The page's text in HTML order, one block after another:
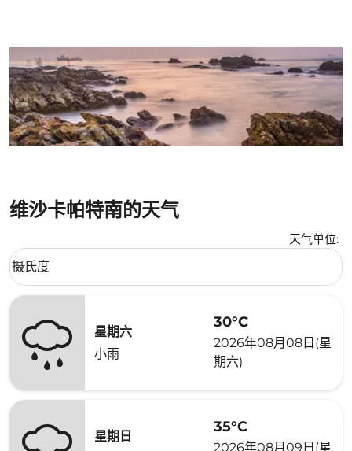
维沙卡帕特南的天气
天气单位:
Weather unit option 摄氏度 Selected
摄氏度
keyboard_arrow_down
星期六
小雨
30°C
2026年08月08日(星
期六)
星期日
35°C
2026年08月09日(星